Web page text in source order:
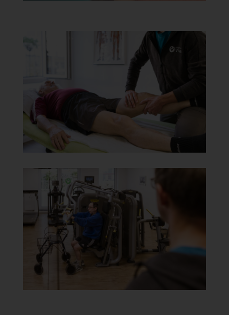
ohne Hinzuziehung zusätzlicher Informationen nicht mehr einer
unterliegen, die gewährleisten, dass die personenbezogenen
Daten nicht einer identifizierten oder identifizierbaren natürlichen
Person zugewiesen werden.
g) Verantwortlicher oder für die Verarbeitung
Verantwortlicher
Verantwortlicher oder für die Verarbeitung Verantwortlicher ist
die natürliche oder juristische Person, Behörde, Einrichtung oder
andere Stelle, die allein oder gemeinsam mit anderen über die
Zwecke und Mittel der Verarbeitung von personenbezogenen
Daten entscheidet. Sind die Zwecke und Mittel dieser
Verarbeitung durch das Unionsrecht oder das Recht der
Mitgliedstaaten vorgegeben, so kann der Verantwortliche
beziehungsweise können die bestimmten Kriterien seiner
Benennung nach dem Unionsrecht oder dem Recht der
h) Auftragsverarbeiter
Auftragsverarbeiter ist eine natürliche oder juristische Person,
Behörde, Einrichtung oder andere Stelle, die personenbezogene
Daten im Auftrag des Verantwortlichen verarbeitet.
i) Empfänger
Empfänger ist eine natürliche oder juristische Person, Behörde,
Einrichtung oder andere Stelle, der personenbezogene Daten
offengelegt werden, unabhängig davon, ob es sich bei ihr um
einen Dritten handelt oder nicht. Behörden, die im Rahmen
eines bestimmten Untersuchungsauftrags nach dem
Unionsrecht oder dem Recht der Mitgliedstaaten